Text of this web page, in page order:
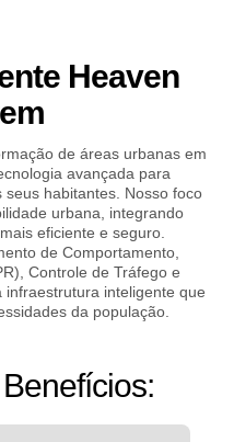
Heaven
de áreas urbanas em
avançada para
habitantes. Nosso foco
urbana, integrando
eficiente e seguro.
de Comportamento,
Controle de Tráfego e
inteligente que
da população.